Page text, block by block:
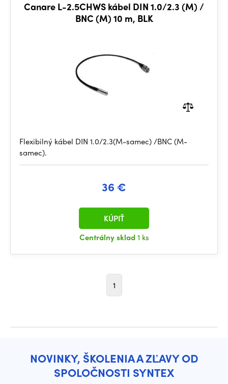
Canare L-2.5CHWS kábel DIN 1.0/2.3 (M) /
BNC (M) 10 m, BLK
Flexibilný kábel DIN 1.0/2.3(M-samec) /BNC (M-
samec).
36 €
Centrálny sklad1 ks
KÚPIŤ
1
NOVINKY, ŠKOLENIA A ZĽAVY OD
SPOLOČNOSTI SYNTEX